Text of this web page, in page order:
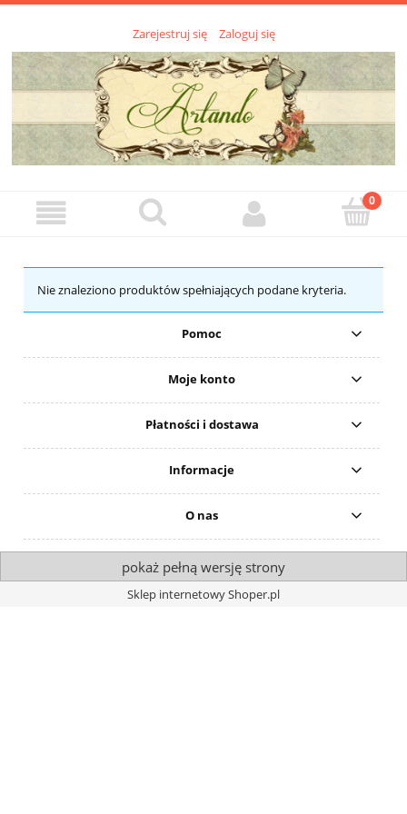
Zarejestruj się Zaloguj się
Nie znaleziono produktów spełniających podane kryteria.
Pomoc
Moje konto
Płatności i dostawa
Informacje
O nas
pokaż pełną wersję strony
Sklep internetowy Shoper.pl